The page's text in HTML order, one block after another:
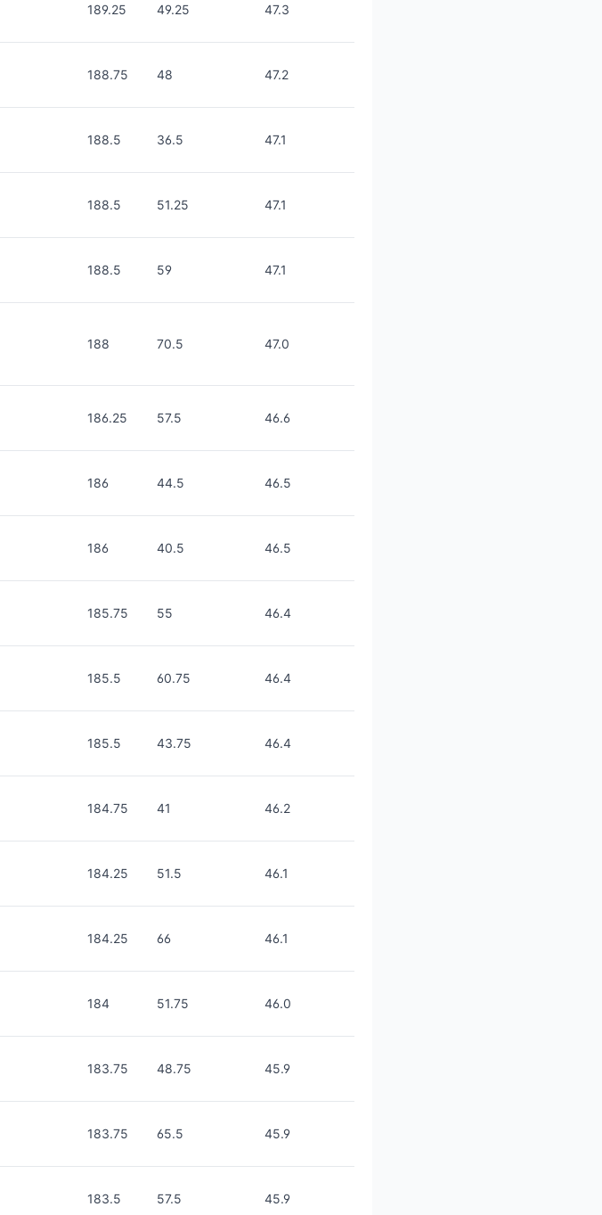
189.25 49.25 47.3
188.75 48 47.2
188.5 36.5 47.1
188.5 51.25 47.1
188.5 59 47.1
188 70.5 47.0
186.25 57.5 46.6
186 44.5 46.5
186 40.5 46.5
185.75 55 46.4
185.5 60.75 46.4
185.5 43.75 46.4
184.75 41 46.2
184.25 51.5 46.1
184.25 66 46.1
184 51.75 46.0
183.75 48.75 45.9
183.75 65.5 45.9
183.5 57.5 45.9